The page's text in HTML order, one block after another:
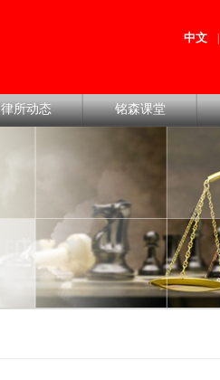
中文
律所动态 铭森课堂